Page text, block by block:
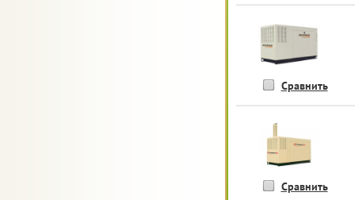
Сравнить
Сравнить